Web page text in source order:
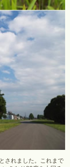
されました。これまで